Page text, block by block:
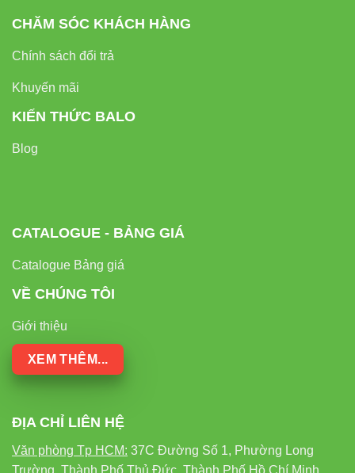
CHĂM SÓC KHÁCH HÀNG
Chính sách đổi trả
Khuyến mãi
KIẾN THỨC BALO
Blog
CATALOGUE - BẢNG GIÁ
Catalogue Bảng giá
VỀ CHÚNG TÔI
Giới thiệu
XEM THÊM...
ĐỊA CHỈ LIÊN HỆ
Văn phòng Tp HCM: 37C Đường Số 1, Phường Long
Trường, Thành Phố Thủ Đức, Thành Phố Hồ Chí Minh